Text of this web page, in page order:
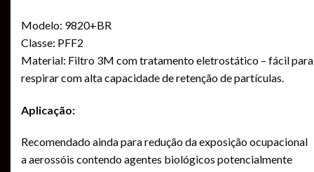
Modelo: 9820+BR
Classe: PFF2
Material: Filtro 3M com tratamento eletrostático – fácil para
respirar com alta capacidade de retenção de partículas.
Aplicação:
Recomendado ainda para redução da exposição ocupacional
a aerossóis contendo agentes biológicos potencialmente